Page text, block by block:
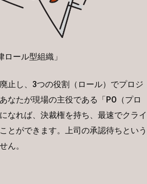
ール型組織」
止し、3つの役割（ロール）でプロジ
なたが現場の主役である「PO（プロ
なれば、決裁権を持ち、最速でクライ
とができます。上司の承認待ちという
ん。